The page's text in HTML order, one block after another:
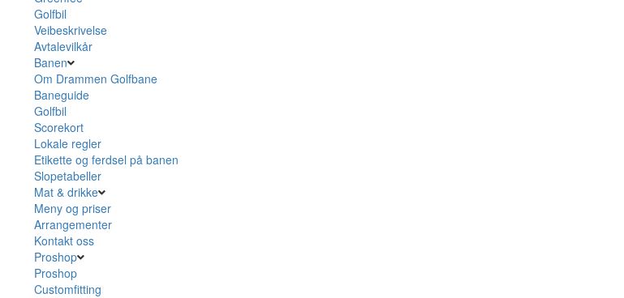
Golfbil
Veibeskrivelse
Avtalevilkår
Banen
Om Drammen Golfbane
Baneguide
Golfbil
Scorekort
Lokale regler
Etikette og ferdsel på banen
Slopetabeller
Mat & drikke
Meny og priser
Arrangementer
Kontakt oss
Proshop
Proshop
Customfitting